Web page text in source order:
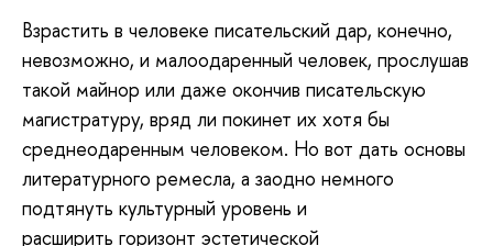
Взрастить в человеке писательский дар, конечно,
невозможно, и малоодаренный человек, прослушав
такой майнор или даже окончив писательскую
магистратуру, вряд ли покинет их хотя бы
среднеодаренным человеком. Но вот дать основы
литературного ремесла, а заодно немного
подтянуть культурный уровень и
расширить горизонт эстетической